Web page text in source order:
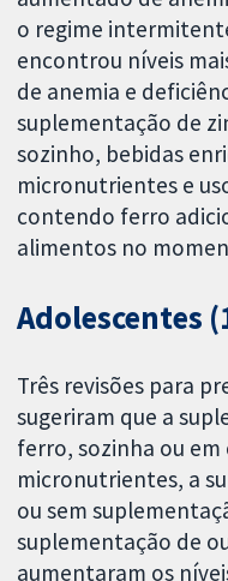
o regime
encontrou níveis
de anemia e
suplementação de
sozinho, bebidas
micronutrientes e
contendo ferro
alimentos no
Adolescentes
Três revisões para
sugeriram que a
ferro, sozinha ou
micronutrientes, a
ou sem
suplementação de
aumentaram os